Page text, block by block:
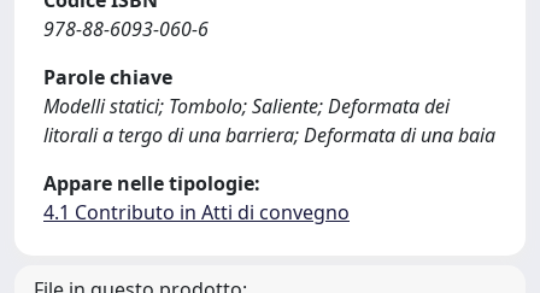
978-88-6093-060-6
Parole chiave
Modelli statici; Tombolo; Saliente; Deformata dei
litorali a tergo di una barriera; Deformata di una baia
Appare nelle tipologie:
4.1 Contributo in Atti di convegno